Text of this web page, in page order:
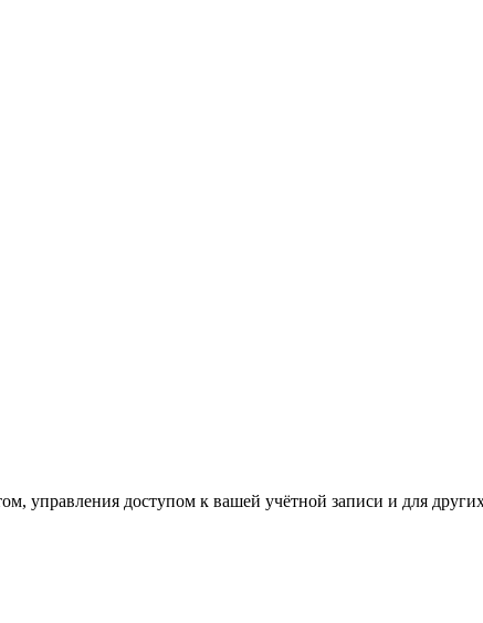
управления доступом к вашей учётной записи и для